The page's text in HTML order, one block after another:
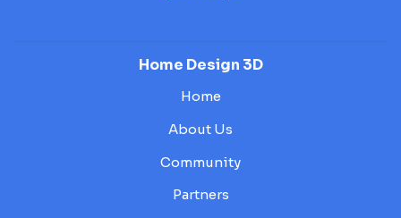
Home Design 3D
Home
About Us
Community
Partners